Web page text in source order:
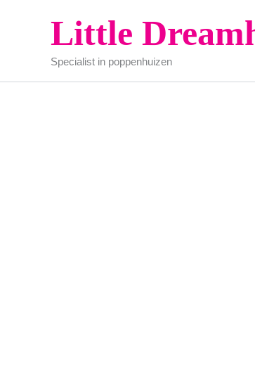
Little
Specialist in poppenhuizen